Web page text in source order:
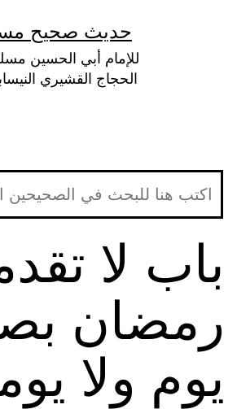
حديث صحيح
للإمام أبي الحسين
الحجاج القشيري
باب لا
رمضان
يوم ولا